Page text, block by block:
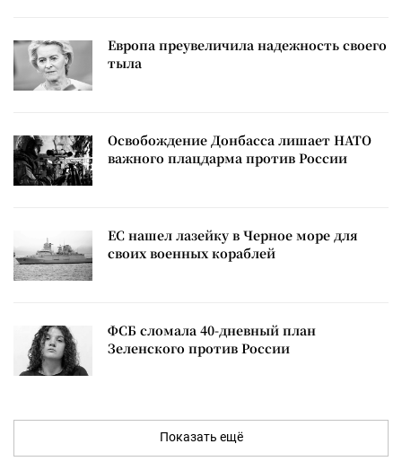
Европа преувеличила надежность своего
тыла
Освобождение Донбасса лишает НАТО
важного плацдарма против России
ЕС нашел лазейку в Черное море для
своих военных кораблей
ФСБ сломала 40-дневный план
Зеленского против России
Показать ещё